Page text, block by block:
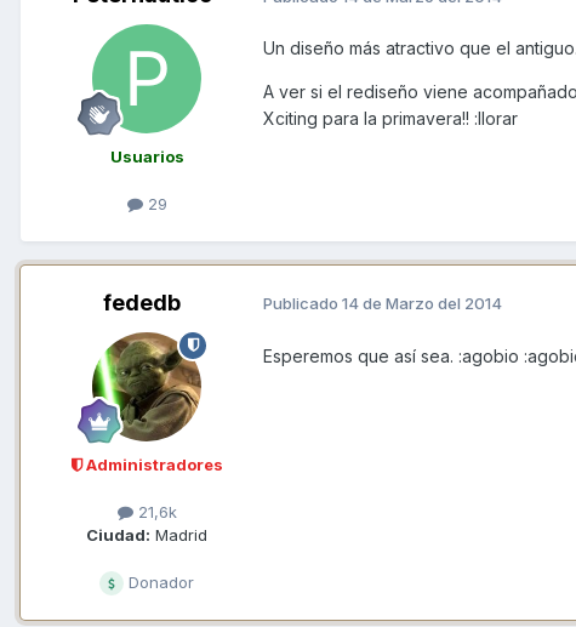
Usuarios
29
Un diseño más atractivo que el antiguo.
A ver si el rediseño viene
Xciting para la primavera!! :llorar
fededb
Administradores
21,6k
Ciudad: Madrid
Donador
Publicado 14 de Marzo del 2014
Esperemos que así sea. :agobio